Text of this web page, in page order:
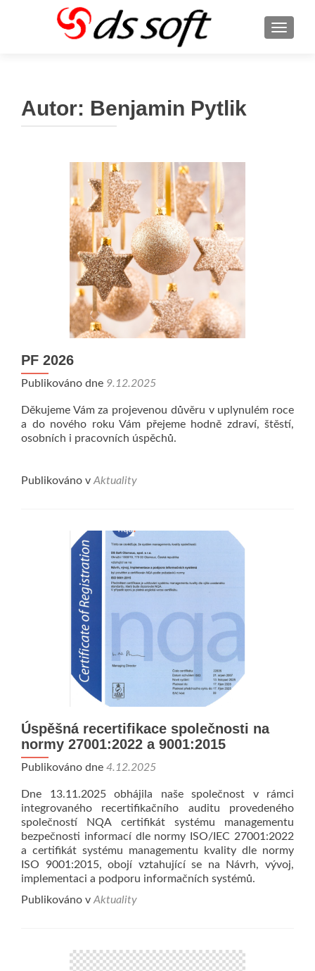
Autor: Benjamin Pytlik
PF 2026
Publikováno dne 9.12.2025
Děkujeme Vám za projevenou důvěru v uplynulém roce
a do nového roku Vám přejeme hodně zdraví, štěstí,
osobních i pracovních úspěchů.
Publikováno v Aktuality
Úspěšná recertifikace společnosti na
normy 27001:2022 a 9001:2015
Publikováno dne 4.12.2025
Dne 13.11.2025 obhájila naše společnost v rámci
integrovaného recertifikačního auditu provedeného
společností NQA certifikát systému managementu
bezpečnosti informací dle normy ISO/IEC 27001:2022
a certifikát systému managementu kvality dle normy
ISO 9001:2015, obojí vztahující se na Návrh, vývoj,
implementaci a podporu informačních systémů.
Publikováno v Aktuality